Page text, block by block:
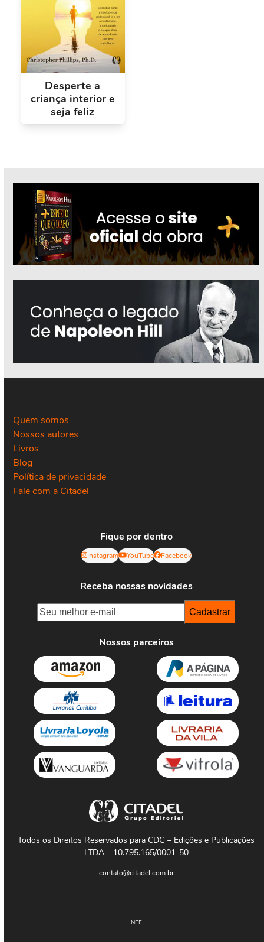
Desperte a
criança interior e
seja feliz
Quem somos
Nossos autores
Livros
Blog
Política de privacidade
Fale com a Citadel
Fique por dentro
Instagram YouTube Facebook
Receba nossas novidades
Nossos parceiros
Todos os Direitos Reservados para CDG – Edições e Publicações
LTDA – 10.795.165/0001-50
contato@citadel.com.br
NEF